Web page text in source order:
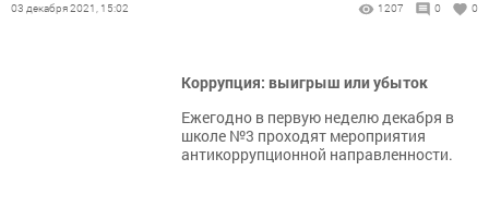
03 декабря 2021, 15:02 1207 0 0
Коррупция: выигрыш или убыток
Ежегодно в первую неделю декабря в
школе №3 проходят мероприятия
антикоррупционной направленности.